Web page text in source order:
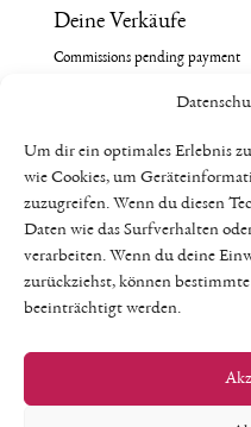
Um dir ein optimales Erlebnis
wie Cookies, um
zuzugreifen. Wenn du diesen
Daten wie das Surfverhalten
verarbeiten. Wenn du deine
zurückziehst, können
beeinträchtigt werden.
Deine Verkäufe
Commissions pending payment
[affiliates_referrals
Number of sales referred
Accepted referrals pending
status=“accepted“]
Referrals paid: